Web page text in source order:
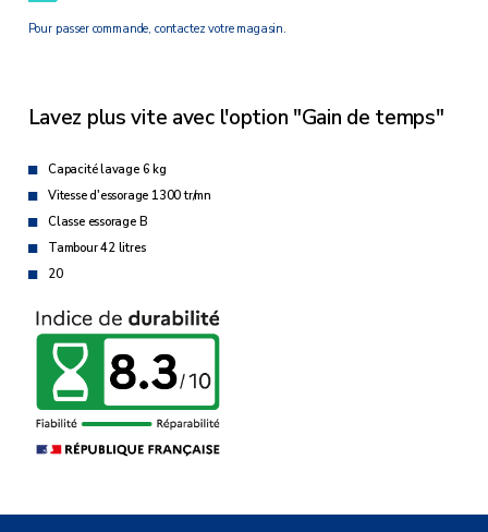
Pour passer commande, contactez votre magasin.
Lavez plus vite avec l'option "Gain de temps"
Capacité lavage 6 kg
Vitesse d'essorage 1300 tr/mn
Classe essorage B
Tambour 42 litres
20